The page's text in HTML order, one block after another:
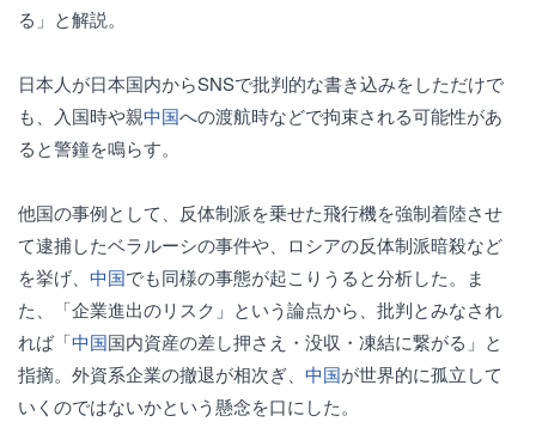
る」と解説。
日本人が日本国内からSNSで批判的な書き込みをしただけで
も、入国時や親中国への渡航時などで拘束される可能性があ
ると警鐘を鳴らす。
他国の事例として、反体制派を乗せた飛行機を強制着陸させ
て逮捕したベラルーシの事件や、ロシアの反体制派暗殺など
を挙げ、 中国でも同様の事態が起こりうると分析した。ま
た、「企業進出のリスク」という論点から、批判とみなされ
れば「中国国内資産の差し押さえ・没収・凍結に繋がる」と
指摘。外資系企業の撤退が相次ぎ、 中国が世界的に孤立して
いくのではないかという懸念を口にした。